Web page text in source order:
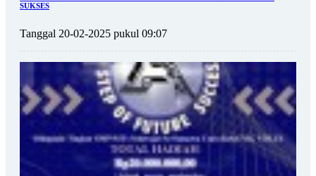
SUKSES
Tanggal 20-02-2025 pukul 09:07